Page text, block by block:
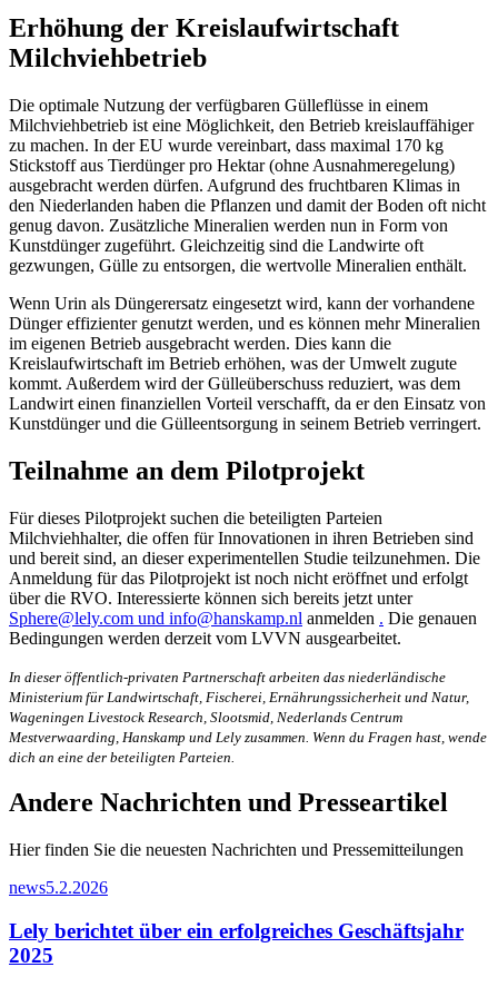
Erhöhung der Kreislaufwirtschaft
Milchviehbetrieb
Die optimale Nutzung der verfügbaren Gülleflüsse in einem
Milchviehbetrieb ist eine Möglichkeit, den Betrieb kreislauffähiger
zu machen. In der EU wurde vereinbart, dass maximal 170 kg
Stickstoff aus Tierdünger pro Hektar (ohne Ausnahmeregelung)
ausgebracht werden dürfen. Aufgrund des fruchtbaren Klimas in
den Niederlanden haben die Pflanzen und damit der Boden oft nicht
genug davon. Zusätzliche Mineralien werden nun in Form von
Kunstdünger zugeführt. Gleichzeitig sind die Landwirte oft
gezwungen, Gülle zu entsorgen, die wertvolle Mineralien enthält.
Wenn Urin als Düngerersatz eingesetzt wird, kann der vorhandene
Dünger effizienter genutzt werden, und es können mehr Mineralien
im eigenen Betrieb ausgebracht werden. Dies kann die
Kreislaufwirtschaft im Betrieb erhöhen, was der Umwelt zugute
kommt. Außerdem wird der Gülleüberschuss reduziert, was dem
Landwirt einen finanziellen Vorteil verschafft, da er den Einsatz von
Kunstdünger und die Gülleentsorgung in seinem Betrieb verringert.
Teilnahme an dem Pilotprojekt
Für dieses Pilotprojekt suchen die beteiligten Parteien
Milchviehhalter, die offen für Innovationen in ihren Betrieben sind
und bereit sind, an dieser experimentellen Studie teilzunehmen. Die
Anmeldung für das Pilotprojekt ist noch nicht eröffnet und erfolgt
über die RVO. Interessierte können sich bereits jetzt unter
Sphere@lely.com und info@hanskamp.nl anmelden . Die genauen
Bedingungen werden derzeit vom LVVN ausgearbeitet.
In dieser öffentlich-privaten Partnerschaft arbeiten das niederländische
Ministerium für Landwirtschaft, Fischerei, Ernährungssicherheit und Natur,
Wageningen Livestock Research, Slootsmid, Nederlands Centrum
Mestverwaarding, Hanskamp und Lely zusammen. Wenn du Fragen hast, wende
dich an eine der beteiligten Parteien.
Andere Nachrichten und Presseartikel
Hier finden Sie die neuesten Nachrichten und Pressemitteilungen
news5.2.2026
Lely berichtet über ein erfolgreiches Geschäftsjahr
2025